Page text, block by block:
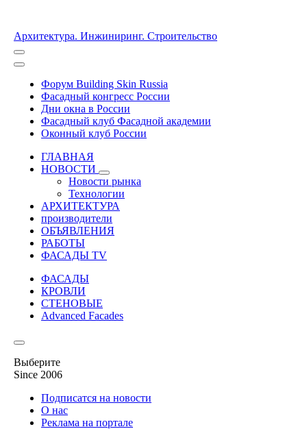
Архитектура. Инжиниринг. Строительство
Форум Building Skin Russia
Фасадный конгресс России
Дни окна в России
Фасадный клуб Фасадной академии
Оконный клуб России
ГЛАВНАЯ
НОВОСТИ
Новости рынка
Технологии
АРХИТЕКТУРА
производители
ОБЪЯВЛЕНИЯ
РАБОТЫ
ФАСАДЫ TV
ФАСАДЫ
КРОВЛИ
СТЕНОВЫЕ
Advanced Facades
Выберите
Since 2006
Подписатся на новости
О нас
Реклама на портале